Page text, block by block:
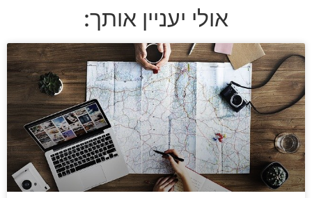
אולי יעניין אותך: